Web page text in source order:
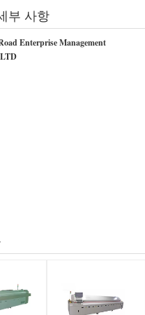
부 사항
Enterprise Management